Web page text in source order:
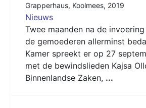
Grapperhaus, Koolmees, 2019
Nieuws
Twee maanden na de
de gemoederen allerminst
Kamer spreekt er op 27
met de bewindslieden Kajsa
Binnenlandse Zaken, ...